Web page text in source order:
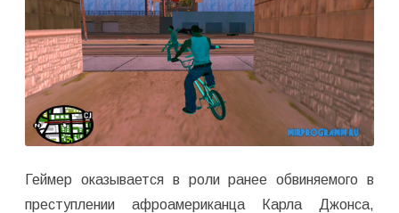
Геймер оказывается в роли ранее обвиняемого в
преступлении афроамериканца Карла Джонса,